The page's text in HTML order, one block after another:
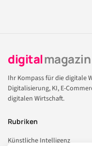
digitalmagazin
Ihr Kompass für die digitale
Digitalisierung, KI, E-
digitalen Wirtschaft.
Rubriken
Künstliche Intelligenz